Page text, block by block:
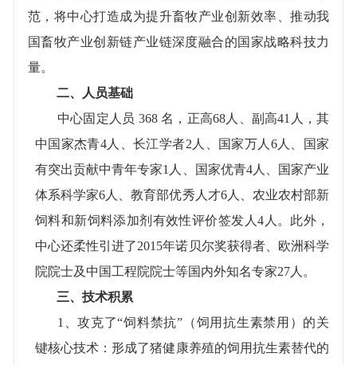
范，将中心打造成为提升畜牧产业创新效率、推动我
国畜牧产业创新链产业链深度融合的国家战略科技力
量。
二、人员基础
中心固定人员 368 名，正高68 人、副高41 人，其
中国家杰青4人、长江学者2 人、国家万人 6人、国家
有突出贡献中青年专家1 人、国家优青4人、国家产业
体系科学家6 人、教育部优秀人才6人、农业农村部新
饲料和新饲料添加剂有效性评价签发人4 人。此外，
中心还柔性引进了2015年诺贝尔奖获得者、欧洲科学
院院士及中国工程院院士等国内外知名专家27人。
三、技术积累
1
、攻克了“饲料禁抗”（饲用抗生素禁用）的关
键核心技术：形成了猪健康养殖的饲用抗生素替代的